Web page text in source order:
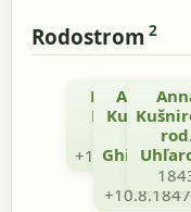
Rodostrom 2
Michal
Kušnir
+16.2.1865
Alžbeta
Kušnirová
rod.
1797
+10.8.1847